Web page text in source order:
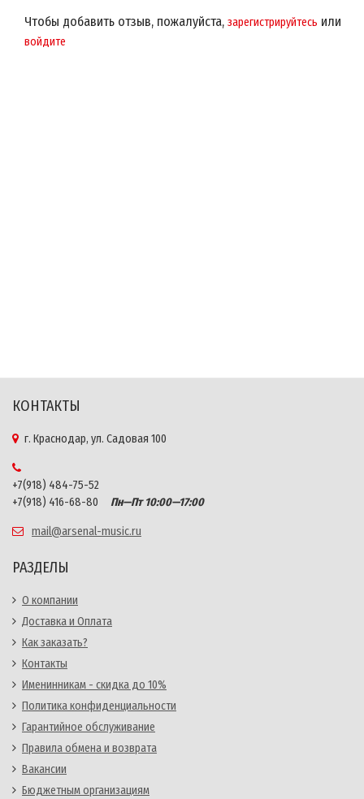
Чтобы добавить отзыв, пожалуйста, зарегистрируйтесь или
войдите
КОНТАКТЫ
г. Краснодар, ул. Садовая 100
+7(918) 484-75-52
+7(918) 416-68-80
Пн—Пт 10:00—17:00
mail@arsenal-music.ru
РАЗДЕЛЫ
О компании
Доставка и Оплата
Как заказать?
Контакты
Именинникам - скидка до 10%
Политика конфиденциальности
Гарантийное обслуживание
Правила обмена и возврата
Вакансии
Бюджетным организациям